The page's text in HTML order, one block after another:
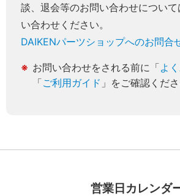
談、退会等のお問い合わせについ
い合わせください。
DAIKENパーツショップへのお問合
お問い合わせをされる前に「よ
「ご利用ガイド 」をご確認くださ
営業日カレンダ